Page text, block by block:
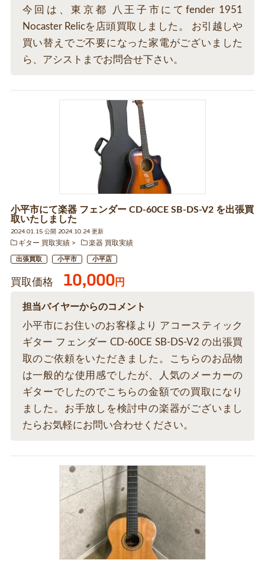
今回は、東京都 八王子市にてfender 1951
Nocaster Relicを店頭買取しました。 お引越しや
買い替えでご不要になった家電がございました
ら、アシストまでお問合せ下さい。
小平市にて楽器 フェンダー CD-60CE SB-DS-V2 を出張買
取いたしました
2024.01.15 公開 2024.10.24 更新
ギター 買取実績
楽器 買取実績
出張買取 小平市 小平店
買取価格 10,000円
担当バイヤーからのコメント
小平市にお住いのお客様より アコースティック
ギター フェンダー CD-60CE SB-DS-V2 の出張買
取のご依頼をいただきました。こちらのお品物
は一般的な使用感でしたが、人気のメーカーの
ギターでしたのでこちらの金額での買取になり
ました。お手放しを検討中の楽器がございまし
たらお気軽にお問い合わせください。